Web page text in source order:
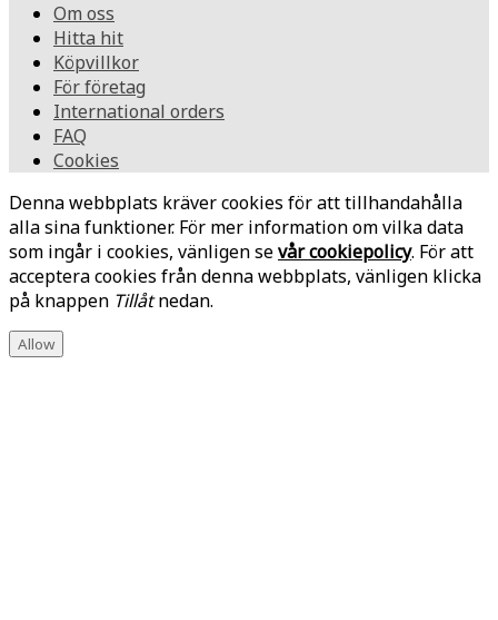
Om oss
Hitta hit
Köpvillkor
För företag
International orders
FAQ
Cookies
Denna webbplats kräver cookies för att tillhandahålla
alla sina funktioner. För mer information om vilka data
som ingår i cookies, vänligen sevår cookiepolicy. För att
acceptera cookies från denna webbplats, vänligen klicka
på knappen Tillåtnedan.
Allow